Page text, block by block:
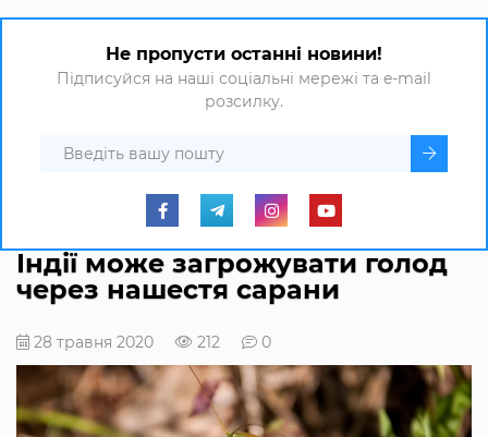
Не пропусти останні новини!
Підписуйся на наші соціальні мережі та e-mail
розсилку.
Індії може загрожувати голод
через нашестя сарани
28 травня 2020 212 0